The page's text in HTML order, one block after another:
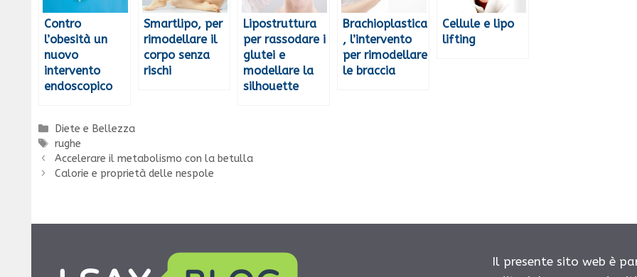
Contro
l’obesità un
nuovo
intervento
endoscopico
Smartlipo, per
rimodellare il
corpo senza
rischi
Lipostruttura
per rassodare i
glutei e
modellare la
silhouette
Brachioplastica
, l’intervento
per rimodellare
le braccia
Cellule e lipo
lifting
Categorie
Diete e Bellezza
Tag
rughe
Accelerare il metabolismo con la betulla
Calorie e proprietà delle nespole
Il presente sito web è